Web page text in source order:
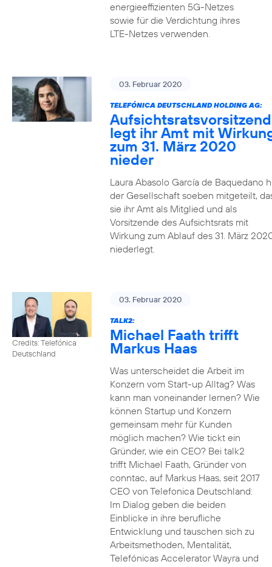
energieeffizienten 5G-Netzes
sowie für die Verdichtung ihres
LTE-Netzes verwenden.
03. Februar 2020
TELEFÓNICA DEUTSCHLAND HOLDING AG:
legt ihr Amt mit
zum 31. März 2020
nieder
Laura Abasolo García de Baquedano
der Gesellschaft soeben mitgeteilt,
sie ihr Amt als Mitglied und als
Vorsitzende des Aufsichtsrats mit
Wirkung zum Ablauf des 31. März
niederlegt.
Credits: Telefónica
Deutschland
03. Februar 2020
TALK2:
Michael Faath trifft
Markus Haas
Was unterscheidet die Arbeit im
Konzern vom Start-up Alltag? Was
kann man voneinander lernen? Wie
können Startup und Konzern
gemeinsam mehr für Kunden
möglich machen? Wie tickt ein
Gründer, wie ein CEO? Bei talk2
trifft Michael Faath, Gründer von
conntac, auf Markus Haas, seit 2017
CEO von Telefonica Deutschland:
Im Dialog geben die beiden
Einblicke in ihre berufliche
Entwicklung und tauschen sich zu
Arbeitsmethoden, Mentalität,
Telefónicas Accelerator Wayra und